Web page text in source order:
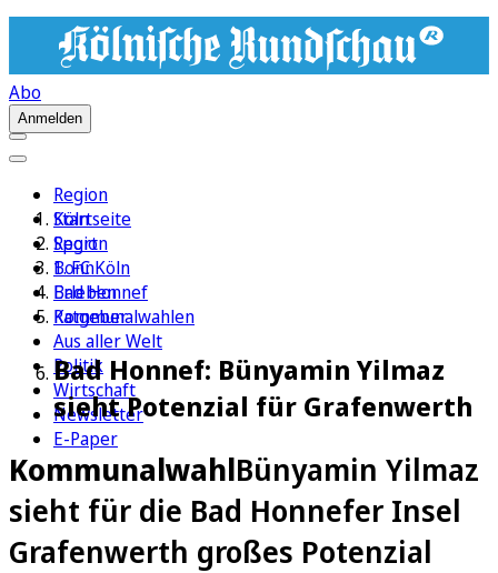
Abo
Anmelden
Region
Köln
Sport
1. FC Köln
Erleben
Ratgeber
Aus aller Welt
Politik
Wirtschaft
Newsletter
E-Paper
Startseite
Region
Bonn
Bad Honnef
Kommunalwahlen
Bad Honnef: Bünyamin Yilmaz
sieht Potenzial für Grafenwerth
KommunalwahlBünyamin Yilmaz
sieht für die Bad Honnefer Insel
Grafenwerth großes Potenzial